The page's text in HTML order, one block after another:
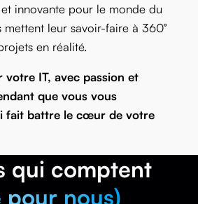
innovante pour le monde du
leur savoir-faire à 360°
en réalité.
votre IT, avec passion et
que vous vous
fait battre le cœur de votre
qui comptent
pour nous)